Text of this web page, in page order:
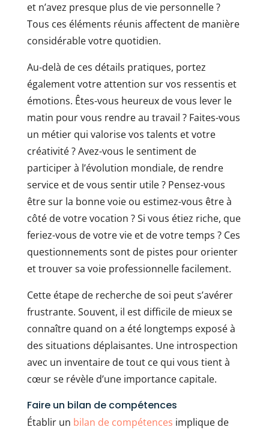
et n’avez presque plus de vie personnelle ?
Tous ces éléments réunis affectent de manière
considérable votre quotidien.
Au-delà de ces détails pratiques, portez
également votre attention sur vos ressentis et
émotions. Êtes-vous heureux de vous lever le
matin pour vous rendre au travail ? Faites-vous
un métier qui valorise vos talents et votre
créativité ? Avez-vous le sentiment de
participer à l’évolution mondiale, de rendre
service et de vous sentir utile ? Pensez-vous
être sur la bonne voie ou estimez-vous être à
côté de votre vocation ? Si vous étiez riche, que
feriez-vous de votre vie et de votre temps ? Ces
questionnements sont de pistes pour orienter
et trouver sa voie professionnelle facilement.
Cette étape de recherche de soi peut s’avérer
frustrante. Souvent, il est difficile de mieux se
connaître quand on a été longtemps exposé à
des situations déplaisantes. Une introspection
avec un inventaire de tout ce qui vous tient à
cœur se révèle d’une importance capitale.
Faire un bilan de compétences
Établir un bilan de compétences implique de